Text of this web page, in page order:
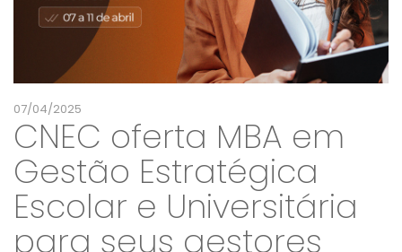
07/04/2025
CNEC oferta MBA em
Gestão Estratégica
Escolar e Universitária
para seus gestores